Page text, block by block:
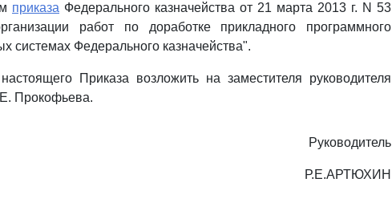
приказа Федерального казначейства от 21 марта 2013 г. N 53
работ по доработке прикладного программного
системах Федерального казначейства".
Приказа возложить на заместителя руководителя
Прокофьева.
Руководитель
Р.Е.АРТЮХИН